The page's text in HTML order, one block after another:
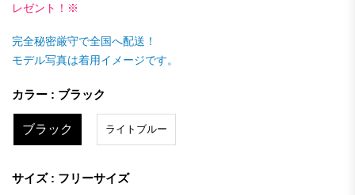
レゼント！※
完全秘密厳守で全国へ配送！
モデル写真は着用イメージです。
カラー : ブラック
ブラック ライトブルー
サイズ : フリーサイズ